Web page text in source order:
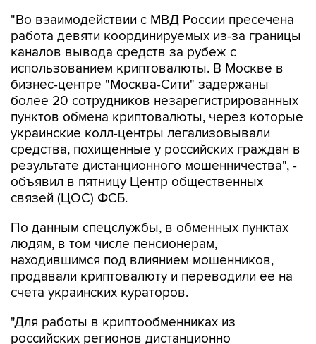
"Во взаимодействии с МВД России пресечена
работа девяти координируемых из-за границы
каналов вывода средств за рубеж с
использованием криптовалюты. В Москве в
бизнес-центре "Москва-Сити" задержаны
более 20 сотрудников незарегистрированных
пунктов обмена криптовалюты, через которые
украинские колл-центры легализовывали
средства, похищенные у российских граждан в
результате дистанционного мошенничества", -
объявил в пятницу Центр общественных
связей (ЦОС) ФСБ.
По данным спецслужбы, в обменных пунктах
людям, в том числе пенсионерам,
находившимся под влиянием мошенников,
продавали криптовалюту и переводили ее на
счета украинских кураторов.
"Для работы в криптообменниках из
российских регионов дистанционно